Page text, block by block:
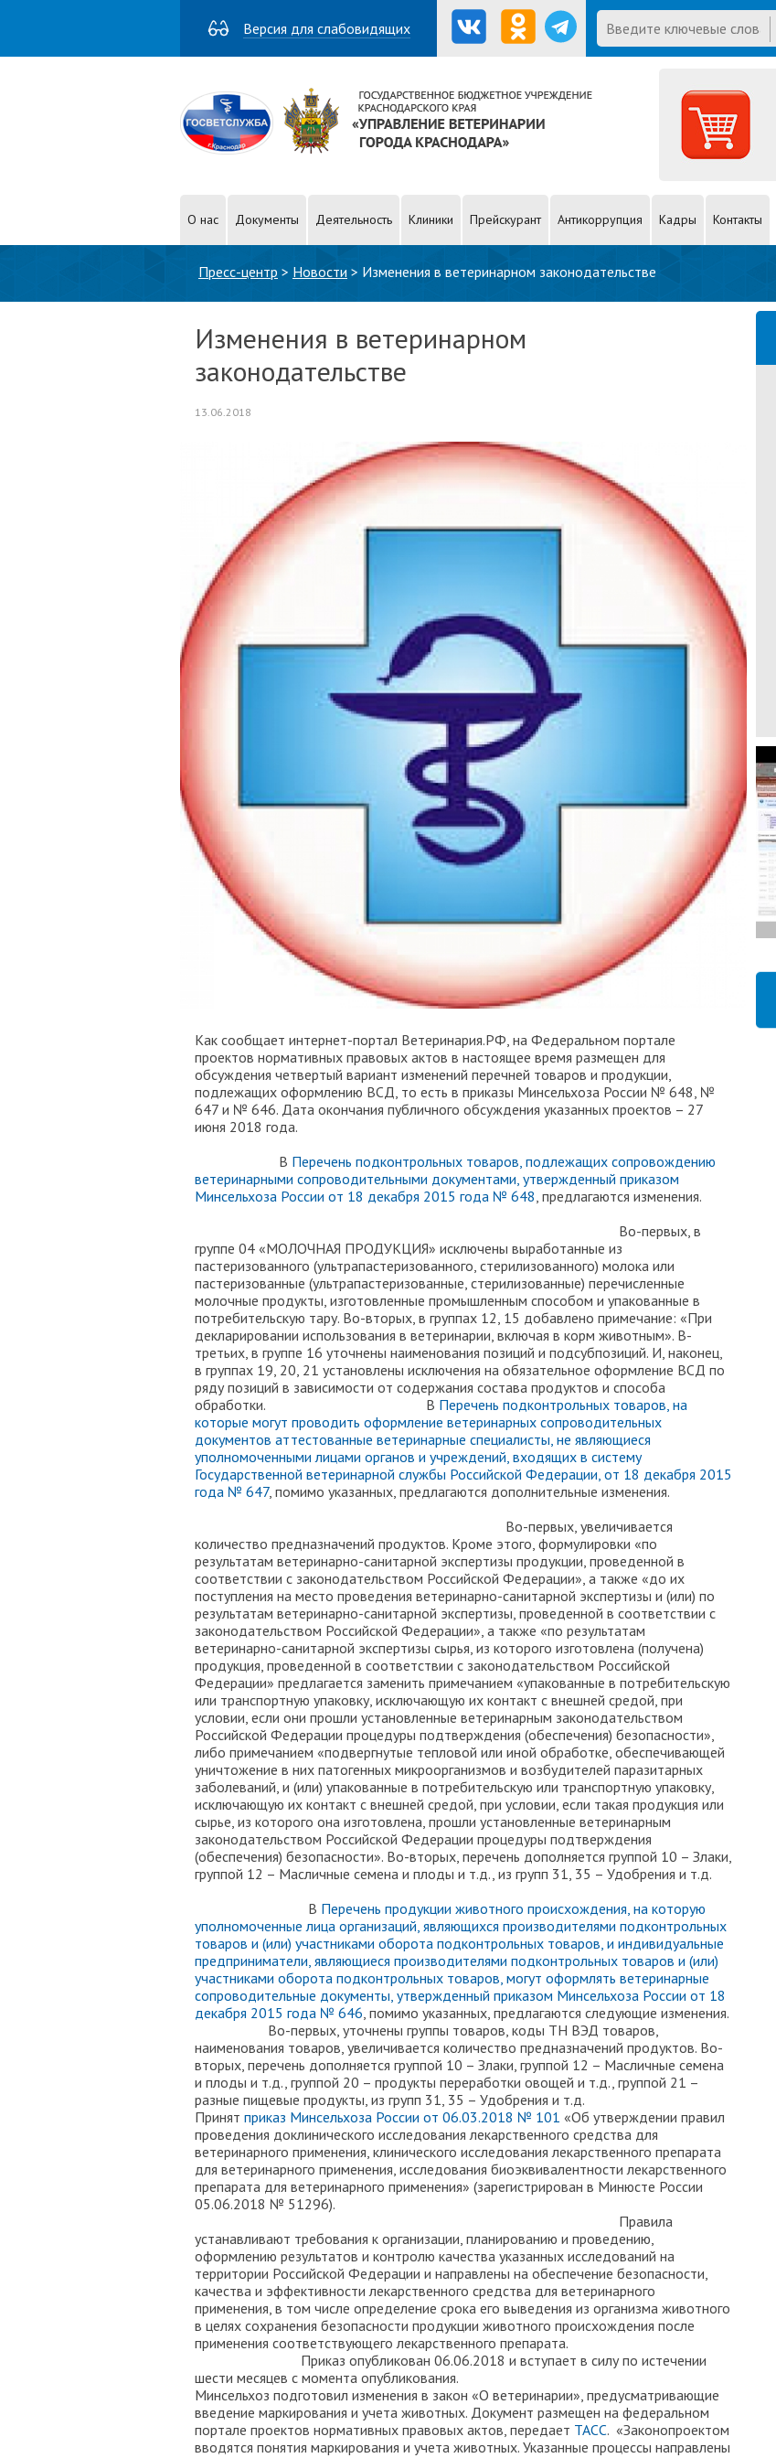
Версия для слабовидящих
Введите ключевые слова для
поиска
О нас Документы Деятельность Клиники Прейскурант Антикоррупция Кадры Контакты
Пресс-центр > Новости > Изменения в ветеринарном законодательстве
Изменения в ветеринарном
законодательстве
13.06.2018
Как сообщает интернет-портал Ветеринария.РФ, на Федеральном портале
проектов нормативных правовых актов в настоящее время размещен для
обсуждения четвертый вариант изменений перечней товаров и продукции,
подлежащих оформлению ВСД, то есть в приказы Минсельхоза России № 648, №
647 и № 646. Дата окончания публичного обсуждения указанных проектов – 27
июня 2018 года.
В Перечень подконтрольных товаров, подлежащих сопровождению
ветеринарными сопроводительными документами, утвержденный приказом
Минсельхоза России от 18 декабря 2015 года № 648, предлагаются изменения.
Во-первых, в
группе 04 «МОЛОЧНАЯ ПРОДУКЦИЯ» исключены выработанные из
пастеризованного (ультрапастеризованного, стерилизованного) молока или
пастеризованные (ультрапастеризованные, стерилизованные) перечисленные
молочные продукты, изготовленные промышленным способом и упакованные в
потребительскую тару. Во-вторых, в группах 12, 15 добавлено примечание: «При
декларировании использования в ветеринарии, включая в корм животным». В-
третьих, в группе 16 уточнены наименования позиций и подсубпозиций. И, наконец,
в группах 19, 20, 21 установлены исключения на обязательное оформление ВСД по
ряду позиций в зависимости от содержания состава продуктов и способа
обработки. В Перечень подконтрольных товаров, на
которые могут проводить оформление ветеринарных сопроводительных
документов аттестованные ветеринарные специалисты, не являющиеся
уполномоченными лицами органов и учреждений, входящих в систему
Государственной ветеринарной службы Российской Федерации, от 18 декабря 2015
года № 647, помимо указанных, предлагаются дополнительные изменения.
Во-первых, увеличивается
количество предназначений продуктов. Кроме этого, формулировки «по
результатам ветеринарно-санитарной экспертизы продукции, проведенной в
соответствии с законодательством Российской Федерации», а также «до их
поступления на место проведения ветеринарно-санитарной экспертизы и (или) по
результатам ветеринарно-санитарной экспертизы, проведенной в соответствии с
законодательством Российской Федерации», а также «по результатам
ветеринарно-санитарной экспертизы сырья, из которого изготовлена (получена)
продукция, проведенной в соответствии с законодательством Российской
Федерации» предлагается заменить примечанием «упакованные в потребительскую
или транспортную упаковку, исключающую их контакт с внешней средой, при
условии, если они прошли установленные ветеринарным законодательством
Российской Федерации процедуры подтверждения (обеспечения) безопасности»,
либо примечанием «подвергнутые тепловой или иной обработке, обеспечивающей
уничтожение в них патогенных микроорганизмов и возбудителей паразитарных
заболеваний, и (или) упакованные в потребительскую или транспортную упаковку,
исключающую их контакт с внешней средой, при условии, если такая продукция или
сырье, из которого она изготовлена, прошли установленные ветеринарным
законодательством Российской Федерации процедуры подтверждения
(обеспечения) безопасности». Во-вторых, перечень дополняется группой 10 – Злаки,
группой 12 – Масличные семена и плоды и т.д., из групп 31, 35 – Удобрения и т.д.
В Перечень продукции животного происхождения, на которую
уполномоченные лица организаций, являющихся производителями подконтрольных
товаров и (или) участниками оборота подконтрольных товаров, и индивидуальные
предприниматели, являющиеся производителями подконтрольных товаров и (или)
участниками оборота подконтрольных товаров, могут оформлять ветеринарные
сопроводительные документы, утвержденный приказом Минсельхоза России от 18
декабря 2015 года № 646, помимо указанных, предлагаются следующие изменения.
Во-первых, уточнены группы товаров, коды ТН ВЭД товаров,
наименования товаров, увеличивается количество предназначений продуктов. Во-
вторых, перечень дополняется группой 10 – Злаки, группой 12 – Масличные семена
и плоды и т.д., группой 20 – продукты переработки овощей и т.д., группой 21 –
разные пищевые продукты, из групп 31, 35 – Удобрения и т.д.
Принят приказ Минсельхоза России от 06.03.2018 № 101 «Об утверждении правил
проведения доклинического исследования лекарственного средства для
ветеринарного применения, клинического исследования лекарственного препарата
для ветеринарного применения, исследования биоэквивалентности лекарственного
препарата для ветеринарного применения» (зарегистрирован в Минюсте России
05.06.2018 № 51296).
Правила
устанавливают требования к организации, планированию и проведению,
оформлению результатов и контролю качества указанных исследований на
территории Российской Федерации и направлены на обеспечение безопасности,
качества и эффективности лекарственного средства для ветеринарного
применения, в том числе определение срока его выведения из организма животного
в целях сохранения безопасности продукции животного происхождения после
применения соответствующего лекарственного препарата.
Приказ опубликован 06.06.2018 и вступает в силу по истечении
шести месяцев с момента опубликования.
Минсельхоз подготовил изменения в закон «О ветеринарии», предусматривающие
введение маркирования и учета животных. Документ размещен на федеральном
портале проектов нормативных правовых актов, передает ТАСС. «Законопроектом
вводятся понятия маркирования и учета животных. Указанные процессы направлены